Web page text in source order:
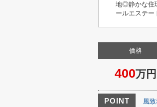
地◎静かな住
ールエステー
価格
400万円
POINT 風